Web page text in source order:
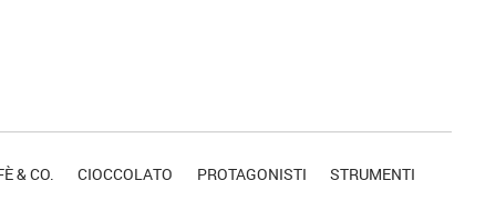
& CO. CIOCCOLATO PROTAGONISTI STRUMENTI